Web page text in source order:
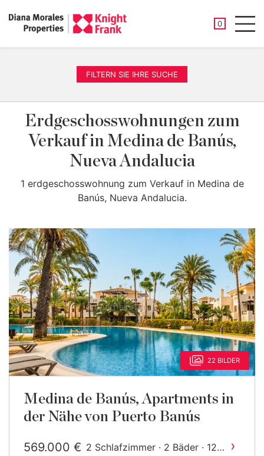
0
FILTERN SIE IHRE SUCHE
Erdgeschosswohnungen zum
Verkauf in Medina de Banús,
Nueva Andalucia
1 erdgeschosswohnung zum Verkauf in Medina de
Banús, Nueva Andalucia.
22 BILDER
Medina de Banús, Apartments in
der Nähe von Puerto Banús
569.000 € 2 Schlafzimmer · 2 Bäder · 129
›